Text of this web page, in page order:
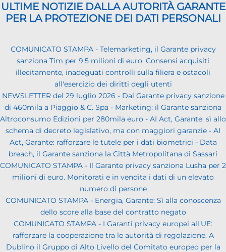
ULTIME NOTIZIE DALLA AUTORITÀ GARANTE
PER LA PROTEZIONE DEI DATI PERSONALI
COMUNICATO STAMPA - Telemarketing, il Garante privacy
sanziona Tim per 9,5 milioni di euro. Consensi acquisiti
illecitamente, inadeguati controlli sulla filiera e ostacoli
all'esercizio dei diritti degli utenti
NEWSLETTER del 29 luglio 2026 - Dal Garante privacy sanzione
di 460mila a Piaggio & C. Spa - Marketing: il Garante sanziona
Altroconsumo Edizioni per 280mila euro - AI Act, Garante: sì allo
schema di decreto legislativo, ma con maggiori garanzie - AI
Act, Garante: rafforzare le tutele per i dati biometrici - Data
breach, il Garante sanziona la Città Metropolitana di Sassari
COMUNICATO STAMPA - Il Garante privacy sanziona Lusha per 2
milioni di euro. Monitorati e in vendita i dati di un elevato
numero di persone
COMUNICATO STAMPA - Energia, Garante: Sì alla conoscenza
dello score alla base del contratto negato
COMUNICATO STAMPA - I Garanti privacy europei all'UE:
rafforzare la cooperazione tra le autorità di regolazione. A
Dublino il Gruppo di Alto Livello del Comitato europeo per la